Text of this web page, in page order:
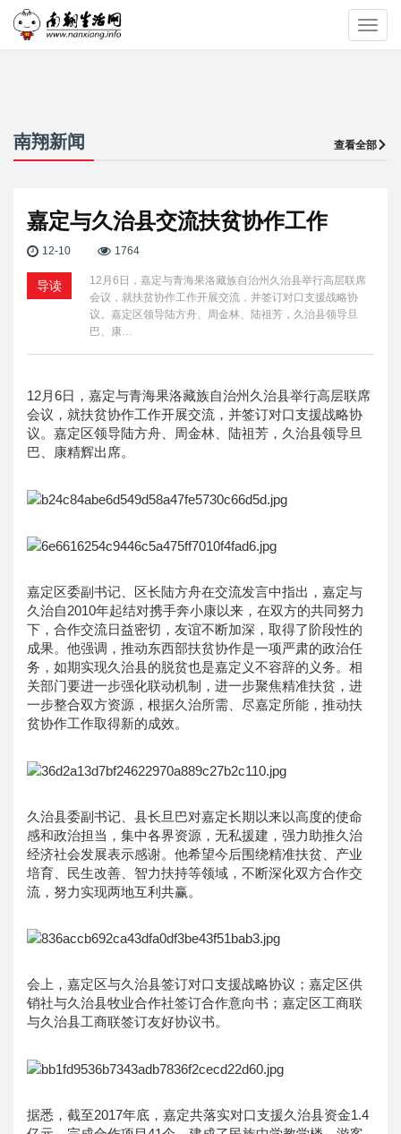
南翔新闻 查看全部
嘉定与久治县交流扶贫协作工作
12-10 1764
导读
12月6日，嘉定与青海果洛藏族自治州久治县举行高层联席
会议，就扶贫协作工作开展交流，并签订对口支援战略协
议。嘉定区领导陆方舟、周金林、陆祖芳，久治县领导旦
巴、康…
12月6日，嘉定与青海果洛藏族自治州久治县举行高层联席
会议，就扶贫协作工作开展交流，并签订对口支援战略协
议。嘉定区领导陆方舟、周金林、陆祖芳，久治县领导旦
巴、康精辉出席。
嘉定区委副书记、区长陆方舟在交流发言中指出，嘉定与
久治自2010年起结对携手奔小康以来，在双方的共同努力
下，合作交流日益密切，友谊不断加深，取得了阶段性的
成果。他强调，推动东西部扶贫协作是一项严肃的政治任
务，如期实现久治县的脱贫也是嘉定义不容辞的义务。相
关部门要进一步强化联动机制，进一步聚焦精准扶贫，进
一步整合双方资源，根据久治所需、尽嘉定所能，推动扶
贫协作工作取得新的成效。
久治县委副书记、县长旦巴对嘉定长期以来以高度的使命
感和政治担当，集中各界资源，无私援建，强力助推久治
经济社会发展表示感谢。他希望今后围绕精准扶贫、产业
培育、民生改善、智力扶持等领域，不断深化双方合作交
流，努力实现两地互利共赢。
会上，嘉定区与久治县签订对口支援战略协议；嘉定区供
销社与久治县牧业合作社签订合作意向书；嘉定区工商联
与久治县工商联签订友好协议书。
据悉，截至2017年底，嘉定共落实对口支援久治县资金1.4